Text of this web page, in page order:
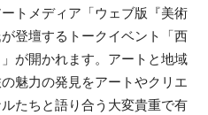
トメディア「ウェブ版『美術
登壇するトークイベント「西
が開かれます。アートと地域
魅力の発見をアートやクリエ
たちと語り合う大変貴重で有